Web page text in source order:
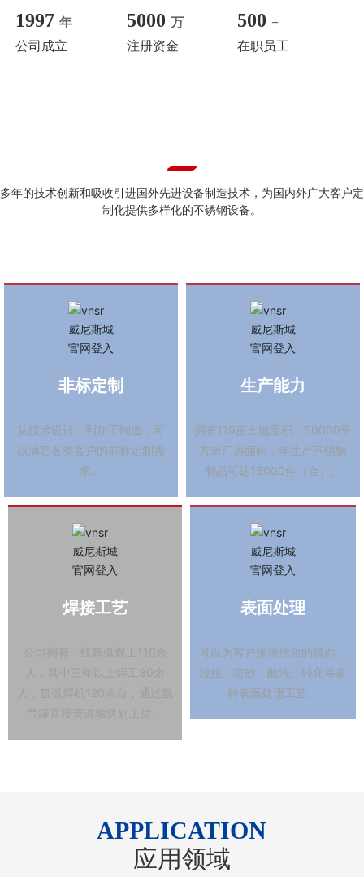
品及服务。
我们深知研发创新是企业生存的命脉。长期以来，始终坚
企业要发展，管理是关键。针对自身产品的特点，我们随
择vnsr威尼斯城官网登入产品，无后顾之忧。
质量揽客户，诚信留客户。我们要踔厉奋发，勇敢前行，
不断探索进步。真诚期待与国内外客户建立共赢的友好合
作关系，携手共创美好的未来。
1997 年
公司成立
5000 万
注册资金
500 +
在职员工
多年的技术创新和吸收引进国外先进设备制造技术，为国内外广大客户定
制化提供多样化的不锈钢设备。
非标定制
从技术设计，到加工制造，可
以满足各类客户的非标定制需
求。
生产能力
拥有119亩土地面积，50000平
方米厂房面积，年生产不锈钢
制品可达15000件（台）。
焊接工艺 表面处理
可以为客户提供优质的镜面、
拉丝、喷砂、酸洗、钝化等多
种表面处理工艺。
APPLICATION
应用领域